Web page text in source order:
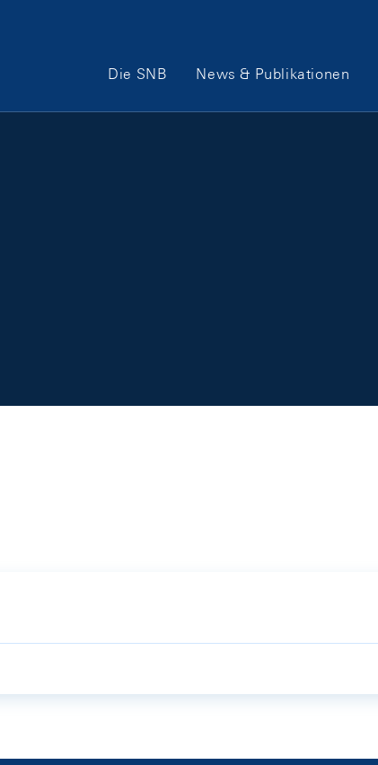
Hauptnavigation
Die SNB News & Publikationen